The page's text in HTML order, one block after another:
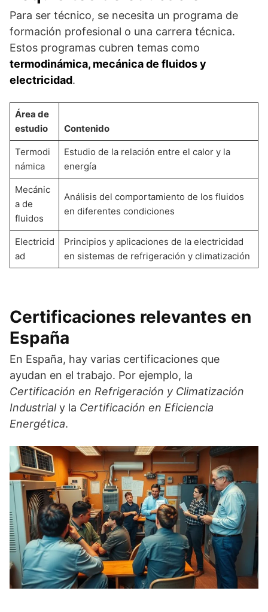
Para ser técnico, se necesita un programa de
formación profesional o una carrera técnica.
Estos programas cubren temas como
termodinámica, mecánica de fluidos y
electricidad.
Área de
estudio
Contenido
Termodi
námica
Estudio de la relación entre el calor y la
energía
Mecánic
a de
fluidos
Análisis del comportamiento de los fluidos
en diferentes condiciones
Electricid
ad
Principios y aplicaciones de la electricidad
en sistemas de refrigeración y climatización
Certificaciones relevantes en
España
En España, hay varias certificaciones que
ayudan en el trabajo. Por ejemplo, la
Certificación en Refrigeración y Climatización
Industrialy la Certificación en Eficiencia
Energética.